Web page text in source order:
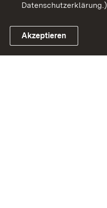
Datenschutzerklärung.)
Akzeptieren